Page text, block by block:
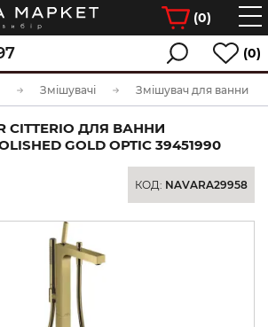
(0)
(0)
Змішувачі Змішувач для ванни
CITTERIO ДЛЯ ВАННИ
GOLD OPTIC 39451990
КОД: NAVARA29958